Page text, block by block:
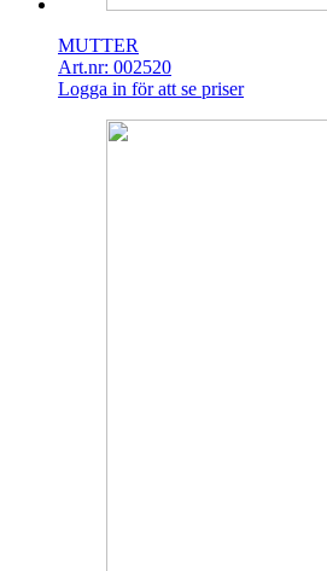
MUTTER
Art.nr: 002520
Logga in för att se priser